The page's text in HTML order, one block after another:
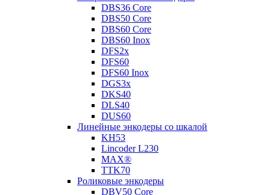
DBS36 Core
DBS50 Core
DBS60 Core
DBS60 Inox
DFS2x
DFS60
DFS60 Inox
DGS3x
DKS40
DLS40
DUS60
Линейные энкодеры со шкалой
KH53
Lincoder L230
MAX®
TTK70
Роликовые энкодеры
DBV50 Core